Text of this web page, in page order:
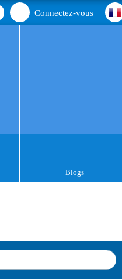
Connectez-vous
Blogs